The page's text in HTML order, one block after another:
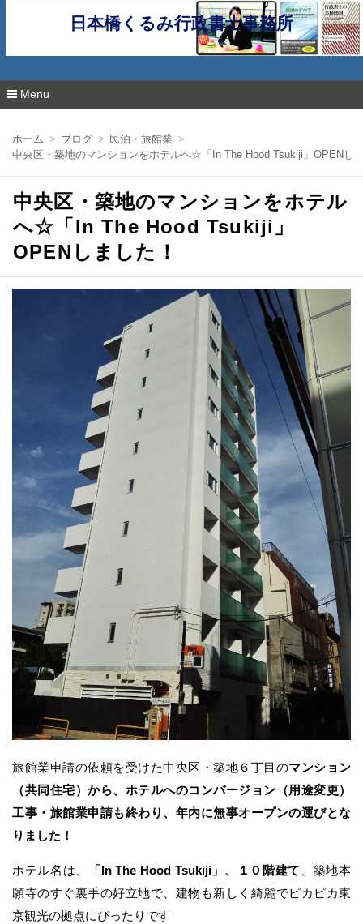
日本橋くるみ行政書士事務所
Menu
ホーム ブログ
民泊・旅館業
中央区・築地のマンションをホテルへ☆「In The Hood Tsukiji」OPENし
中央区・築地のマンションをホテル
へ☆「In The Hood Tsukiji」
OPENしました！
旅館業申請の依頼を受けた中央区・築地６丁目のマンション
（共同住宅）から、 ホテルへのコンバージョン（用途変更）
工事・旅館業申請も終わり、年内に無事オープンの運びとな
りました！
ホテル名は、 「In The Hood Tsukiji」、１０階建て
、築地本
願寺のすぐ裏手の好立地で、建物も新しく綺麗でピカピカ東
京観光の拠点にぴったりです